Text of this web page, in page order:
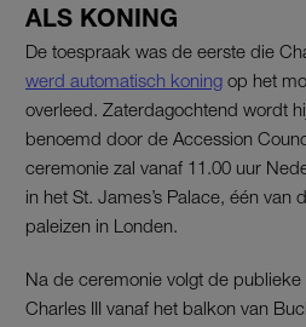
ALS KONING
De toespraak was de eerste die
werd automatisch koning op het
overleed. Zaterdagochtend wordt
benoemd door de Accession
ceremonie zal vanaf 11.00 uur
in het St. James’s Palace, één van
paleizen in Londen.
Na de ceremonie volgt de
Charles III vanaf het balkon van